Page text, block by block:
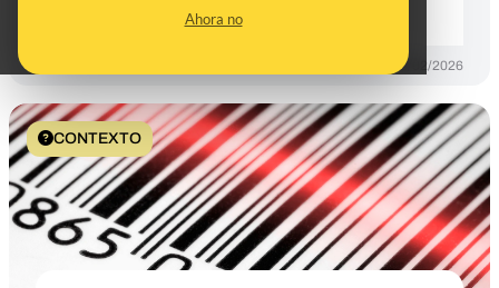
Ahora no
intentos": es un timo
13/02/2026
CONTEXTO